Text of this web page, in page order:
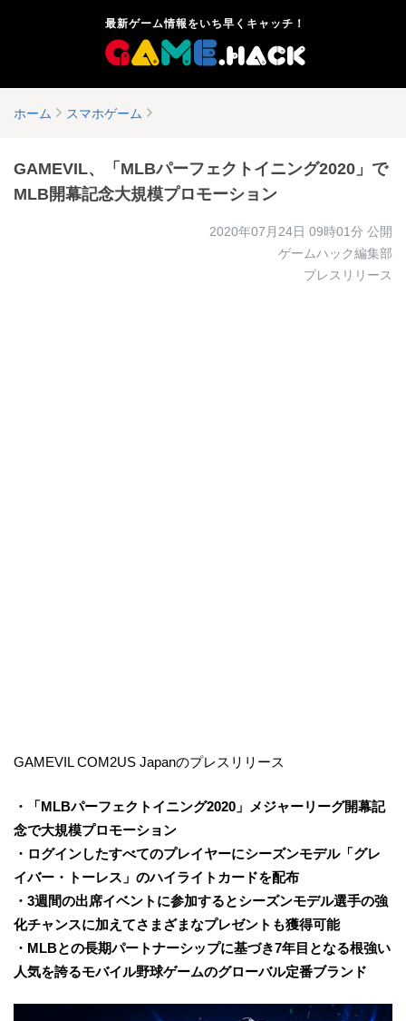
最新ゲーム情報をいち早くキャッチ！
ホーム スマホゲーム
GAMEVIL、「MLBパーフェクトイニング2020」で
MLB開幕記念大規模プロモーション
2020年07月24日 09時01分 公開
ゲームハック編集部
プレスリリース
GAMEVIL COM2US Japanのプレスリリース
・「MLBパーフェクトイニング2020」メジャーリーグ開幕記
念で大規模プロモーション
・ログインしたすべてのプレイヤーにシーズンモデル「グレ
イバー・トーレス」のハイライトカードを配布
・3週間の出席イベントに参加するとシーズンモデル選手の強
化チャンスに加えてさまざまなプレゼントも獲得可能
・MLBとの長期パートナーシップに基づき7年目となる根強い
人気を誇るモバイル野球ゲームのグローバル定番ブランド